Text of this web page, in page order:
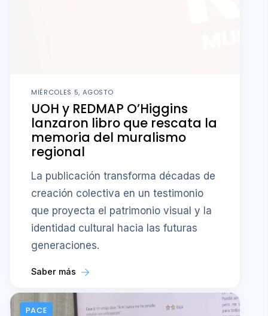
MIÉRCOLES 5, AGOSTO
UOH y REDMAP O’Higgins
lanzaron libro que rescata la
memoria del muralismo
regional
La publicación transforma décadas de
creación colectiva en un testimonio
que proyecta el patrimonio visual y la
identidad cultural hacia las futuras
generaciones.
Saber más
PACE